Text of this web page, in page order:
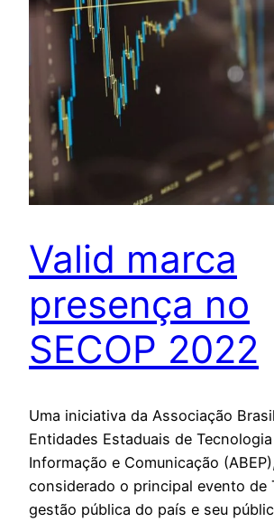
Valid marca
presença no
SECOP 2022
Uma iniciativa da Associação
Entidades Estaduais de
Informação e Comunicação
considerado o principal evento de
gestão pública do país e seu